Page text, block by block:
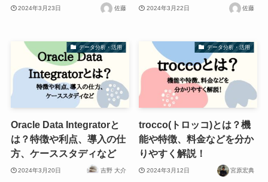
2024年3月23日 佐藤 2024年3月22日 佐藤
データ分析・活用
Oracle Data Integratorと
は？特徴や利点、導入の仕
方、ケーススタディなど
2024年3月20日 吉野 大介
データ分析・活用
trocco(トロッコ)とは？機
能や特徴、料金などを分か
りやすく解説！
2024年3月12日 宮原宏典